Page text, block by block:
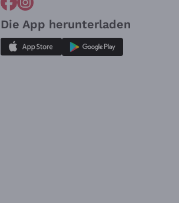
Die App herunterladen